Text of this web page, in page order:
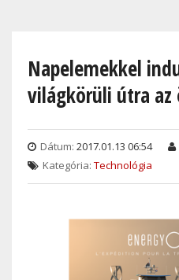
contentNapelemekkel
világkörüli útra
Dátum: 2017.01.13 06:54
Kategória: Technológia